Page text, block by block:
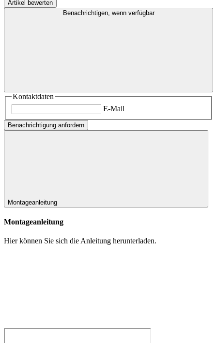
Benachrichtigen, wenn verfügbar
Kontaktdaten
E-Mail
Benachrichtigung anfordern
Montageanleitung
Montageanleitung
Hier können Sie sich die Anleitung herunterladen.